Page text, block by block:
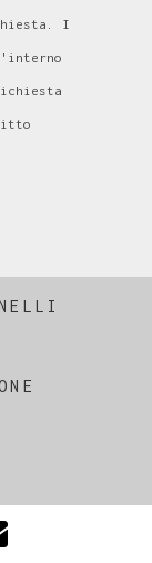
I